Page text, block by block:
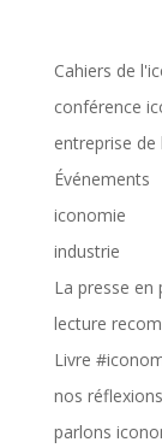
Cahiers de
conférence
entreprise
Événements
iconomie
industrie
La presse en
lecture
Livre
nos
parlons